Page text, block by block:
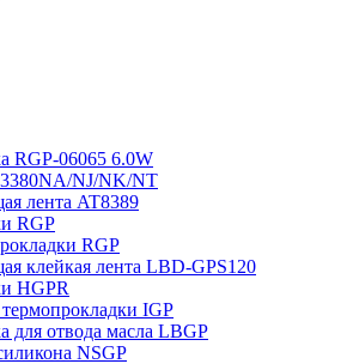
RGP-06065 6.0W
NJ/NK/NT
лента AT8389
RGP
RGP
клейкая лента LBD-GPS120
HGPR
IGP
для отвода масла LBGP
NSGP